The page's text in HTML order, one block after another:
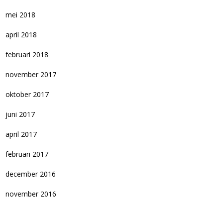
mei 2018
april 2018
februari 2018
november 2017
oktober 2017
juni 2017
april 2017
februari 2017
december 2016
november 2016